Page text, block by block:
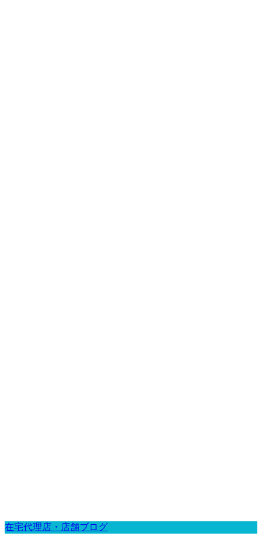
在宅代理店・店舗ブログ